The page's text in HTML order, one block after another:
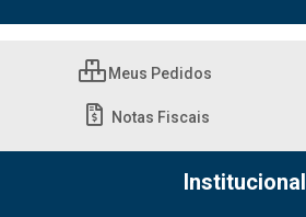
Meus Pedidos
Notas Fiscais
Institucional